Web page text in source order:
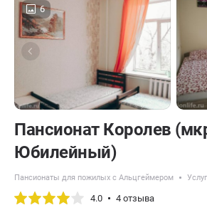
6
Пансионат Королев
Юбилейный)
Пансионаты для пожилых с Альцгеймером
4.0 4 отзыва